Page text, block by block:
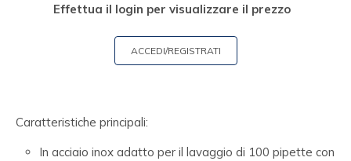
Effettua il login per visualizzare il prezzo
ACCEDI/REGISTRATI
Caratteristiche principali:
In acciaio inox adatto per il lavaggio di 100 pipette con